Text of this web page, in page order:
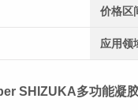
价格区
应用领
SHIZUKA多功能凝